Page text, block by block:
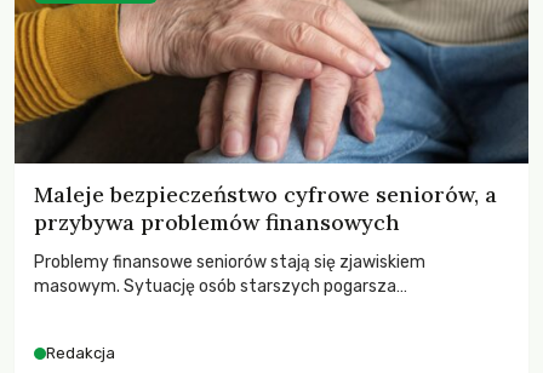
Maleje bezpieczeństwo cyfrowe seniorów, a
przybywa problemów finansowych
Problemy finansowe seniorów stają się zjawiskiem
masowym. Sytuację osób starszych pogarsza
Redakcja